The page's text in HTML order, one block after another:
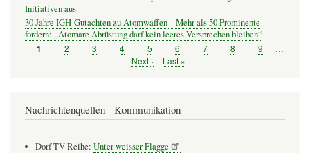
Initiativen aus
30 Jahre IGH-Gutachten zu Atomwaffen – Mehr als 50 Prominente
fordern: „Atomare Abrüstung darf kein leeres Versprechen bleiben“
Seitennummerierung
Seite
1 Seite
2 Seite
3 Seite
4 Seite
5 Seite
6 Seite
7 Seite
8 Seite
9
…
Nächste
Next ›
Letzte
Last »
Nachrichtenquellen - Kommunikation
Dorf TV Reihe: Unter weisser Flagge